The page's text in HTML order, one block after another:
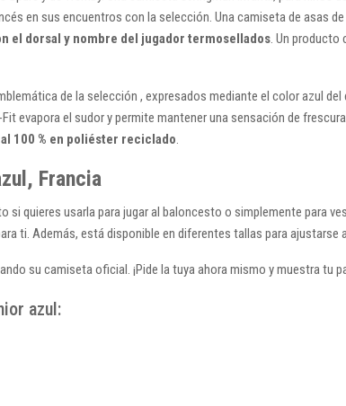
en sus encuentros con la selección. Una camiseta de asas
el dorsal y nombre del jugador termosellados. Un producto
de la selección , expresados mediante el color azul
evapora el sudor y permite mantener una sensación de
100 % en poliéster reciclado.
Francia
si quieres usarla para jugar al baloncesto o simplemente para
ti. Además, está disponible en diferentes tallas para ajustarse
su camiseta oficial. ¡Pide la tuya ahora mismo y muestra tu
azul: